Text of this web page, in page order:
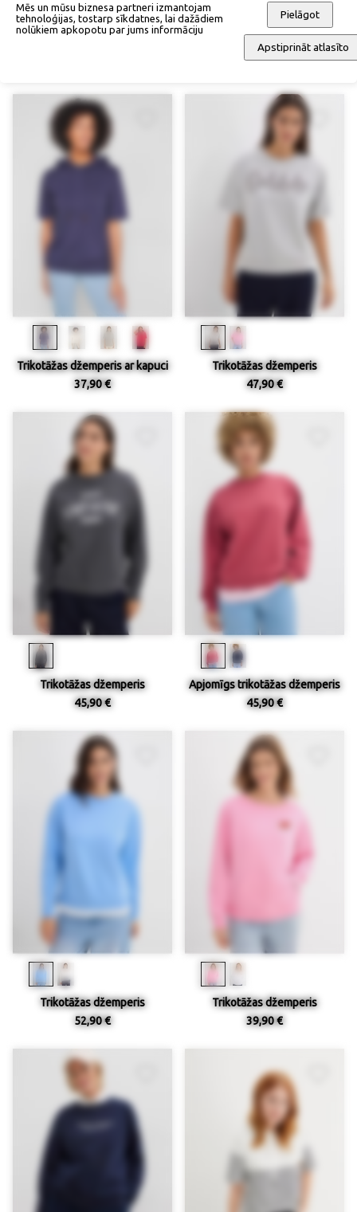
Trikotāžas džemperis
Trikotāžas džemperis ar kapuci
37,90 €
Trikotāžas džemperis
47,90 €
Trikotāžas džemperis
45,90 €
Apjomīgs trikotāžas džemperis
45,90 €
Trikotāžas džemperis
52,90 €
Trikotāžas džemperis
39,90 €
Mēs un mūsu biznesa partneri izmantojam
tehnoloģijas, tostarp sīkdatnes, lai dažādiem
nolūkiem apkopotu par jums informāciju
Pielāgot
Apstiprināt atlasīto